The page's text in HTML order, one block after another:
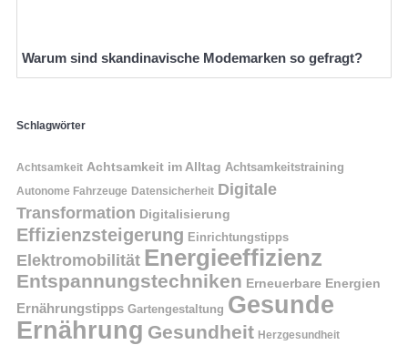
Warum sind skandinavische Modemarken so gefragt?
Schlagwörter
Achtsamkeit Achtsamkeit im Alltag Achtsamkeitstraining
Autonome Fahrzeuge Datensicherheit Digitale
Transformation Digitalisierung
Effizienzsteigerung Einrichtungstipps
Elektromobilität Energieeffizienz
Entspannungstechniken Erneuerbare Energien
Ernährungstipps Gartengestaltung Gesunde
Ernährung Gesundheit Herzgesundheit